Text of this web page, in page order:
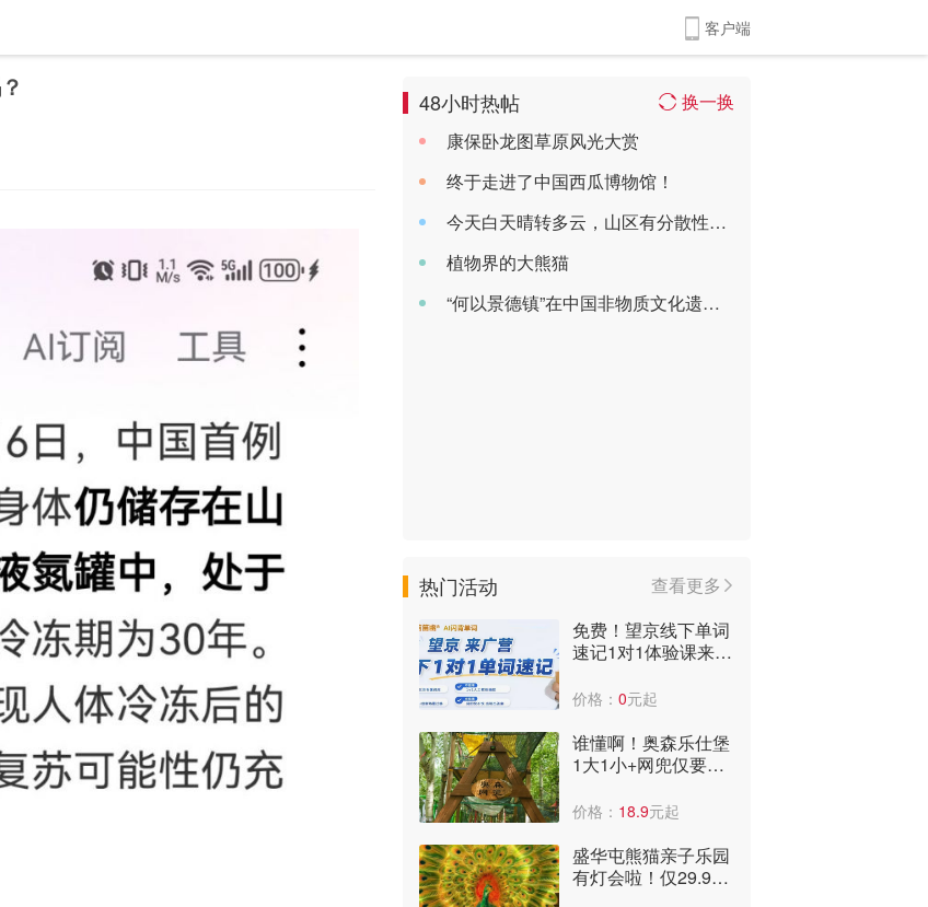
客户端
48小时热帖
换一换
康保卧龙图草原风光大赏
终于走进了中国西瓜博物馆！
今天白天晴转多云，山区有分散性雷阵雨，最 ...
植物界的大熊猫
“何以景德镇”在中国非物质文化遗产馆限时 ...
热门活动
查看更多
免费！望京线下单词
速记1对1体验课来
个月阅读课包！
价格： 0元起
谁懂啊！奥森乐仕堡
1大1小+网兜仅要
全年低价啊！
价格： 18.9元起
盛华屯熊猫亲子乐园
有灯会啦！仅29.9